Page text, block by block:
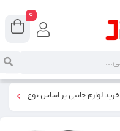
خرید لوازم جانبی بر اساس نوع
0